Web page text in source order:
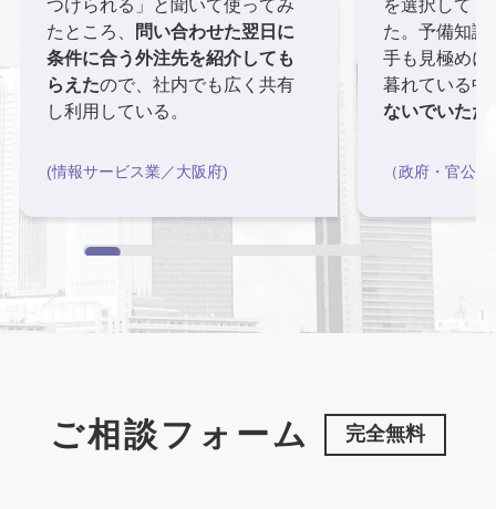
つけられる」と聞いて使ってみ
たところ、
問い合わせた翌日に
条件に合う外注先を紹介しても
らえたので、社内でも広く共有
し利用している。
(情報サービス業／大阪府)
を選択して
た。予備知識
手も見極めに
暮れている中
ないでいただ
（政府・官公
ご相談フォーム 完全無料